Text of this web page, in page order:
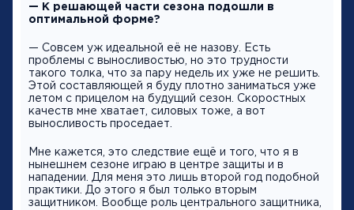
— К решающей части сезона подошли в
оптимальной форме?
— Совсем уж идеальной её не назову. Есть
проблемы с выносливостью, но это трудности
такого толка, что за пару недель их уже не решить.
Этой составляющей я буду плотно заниматься уже
летом с прицелом на будущий сезон. Скоростных
качеств мне хватает, силовых тоже, а вот
выносливость проседает.
Мне кажется, это следствие ещё и того, что я в
нынешнем сезоне играю в центре защиты и в
нападении. Для меня это лишь второй год подобной
практики. До этого я был только вторым
защитником. Вообще роль центрального защитника,